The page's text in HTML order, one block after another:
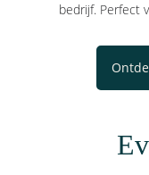
bedrijf. Perfect